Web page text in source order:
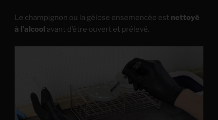
Le champignon ou la gélose ensemencée est nettoyé
à l’alcool avant d’être ouvert et prélevé.